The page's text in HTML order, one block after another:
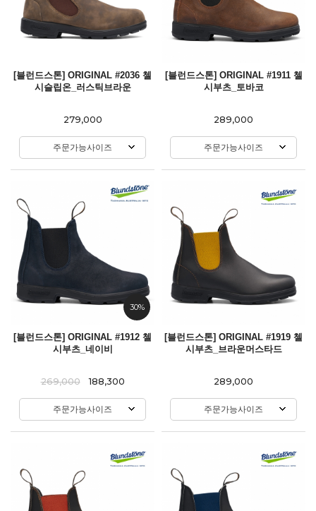
[블런드스톤] ORIGINAL #2036 첼
시슬립온_러스틱브라운
279,000
주문가능사이즈
[블런드스톤] ORIGINAL #1911 첼
시부츠_토바코
289,000
주문가능사이즈
30%
[블런드스톤] ORIGINAL #1912 첼
시부츠_네이비
269,000 188,300
주문가능사이즈
[블런드스톤] ORIGINAL #1919 첼
시부츠_브라운머스타드
289,000
주문가능사이즈